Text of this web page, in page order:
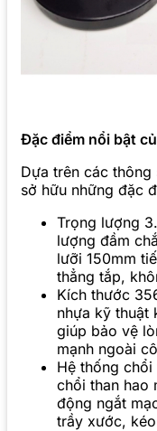
Đặc điểm nổi bật
Dựa trên các
sở hữu những đặc
Trọng lượng
lượng đầm
lưỡi 150mm
thẳng tắp,
Kích thước
nhựa kỹ thuật
giúp bảo vệ
mạnh ngoài
Hệ thống
chổi than hao
động ngắt
trầy xước,